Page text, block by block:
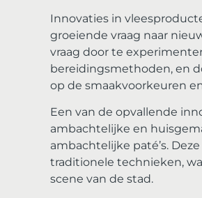
Innovaties in
groeiende vraag naar
vraag door te
bereidingsmethoden, en
op de smaakvoorkeuren
Een van de opvallende
ambachtelijke en
ambachtelijke paté’s.
traditionele technieken,
scene van de stad.